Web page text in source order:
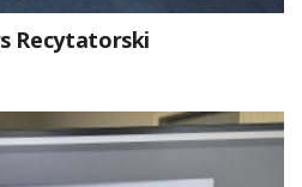
Recytatorski